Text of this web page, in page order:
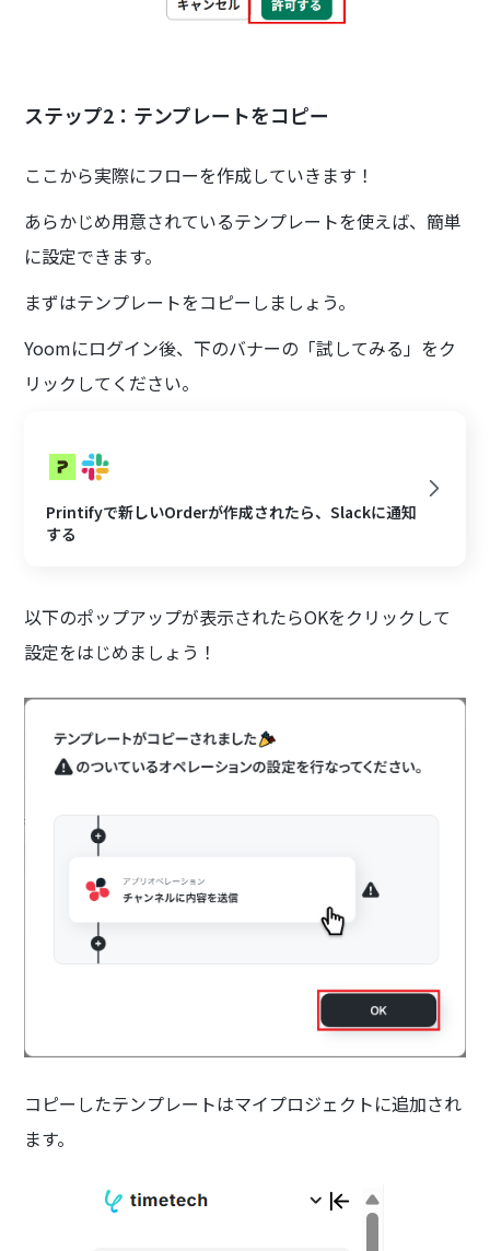
ステップ2：テンプレートをコピー
ここから実際にフローを作成していきます！
あらかじめ用意されているテンプレートを使えば、簡単
に設定できます。
まずはテンプレートをコピーしましょう。
Yoomにログイン後、下のバナーの「試してみる」をク
リックしてください。
Printifyで新しいOrderが作成されたら、Slackに通知
する
以下のポップアップが表示されたらOKをクリックして
設定をはじめましょう！
コピーしたテンプレートはマイプロジェクトに追加され
ます。